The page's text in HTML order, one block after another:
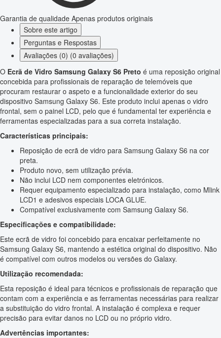
Garantia de qualidade Apenas produtos originais
Sobre este artigo
Perguntas e Respostas
Avaliações (0) (0 avaliações)
O Ecrã de Vidro Samsung Galaxy S6 Preto é uma reposição original
concebida para profissionais de reparação de telemóveis que
procuram restaurar o aspeto e a funcionalidade exterior do seu
dispositivo Samsung Galaxy S6. Este produto inclui apenas o vidro
frontal, sem o painel LCD, pelo que é fundamental ter experiência e
ferramentas especializadas para a sua correta instalação.
Características principais:
Reposição de ecrã de vidro para Samsung Galaxy S6 na cor
preta.
Produto novo, sem utilização prévia.
Não inclui LCD nem componentes eletrónicos.
Requer equipamento especializado para instalação, como Mlink
LCD1 e adesivos especiais LOCA GLUE.
Compatível exclusivamente com Samsung Galaxy S6.
Especificações e compatibilidade:
Este ecrã de vidro foi concebido para encaixar perfeitamente no
Samsung Galaxy S6, mantendo a estética original do dispositivo. Não
é compatível com outros modelos ou versões do Galaxy.
Utilização recomendada:
Esta reposição é ideal para técnicos e profissionais de reparação que
contam com a experiência e as ferramentas necessárias para realizar
a substituição do vidro frontal. A instalação é complexa e requer
precisão para evitar danos no LCD ou no próprio vidro.
Advertências importantes: